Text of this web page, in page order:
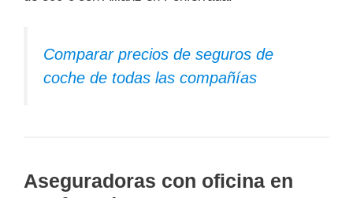
Comparar precios de seguros de
coche de todas las compañías
Aseguradoras con oficina en